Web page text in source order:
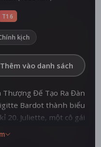
T16
kịch
Thêm vào danh sách
Thượng Đế Tạo Ra Đàn
Bardot thành biểu
20. Juliette, một cô gái
bao người xung quanh
tranh giành trái tim cô,